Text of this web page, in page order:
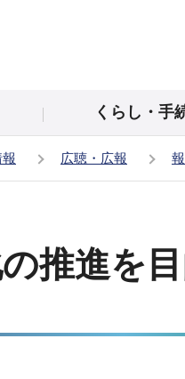
くらし・手
広聴・広報
推進を